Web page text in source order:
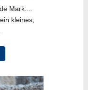
Mark....
kleines,